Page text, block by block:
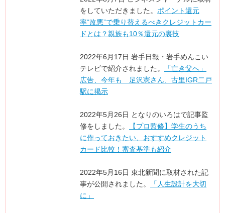
をしていただきました。 ポイント還元
率“改悪”で乗り替えるべきクレジットカー
ドとは？親族も10％還元の裏技
2022年6月17日 岩手日報・岩手めんこい
テレビで紹介されました。
「亡き父へ」
広告、今年も 足沢憲さん、古里IGR二戸
駅に掲示
2022年5月26日 となりのいろはで記事監
修をしました。
【プロ監修】学生のうち
に作っておきたい、おすすめクレジット
カード比較！審査基準も紹介
2022年5月16日 東北新聞に取材された記
事が公開されました。
「人生設計を大切
に」